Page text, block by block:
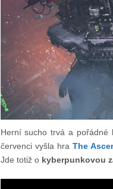
Herní sucho trvá a
červenci vyšla hraThe
Jde totiž o kyberpunkovou